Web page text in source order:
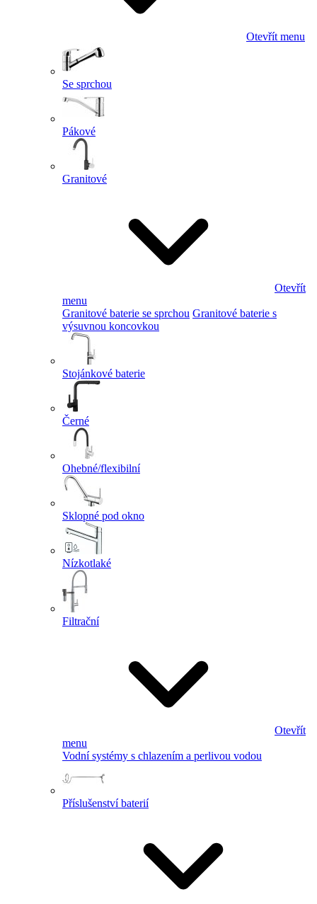
Otevřít menu
Se sprchou
Pákové
Granitové
Otevřít
menu
Granitové baterie se sprchou Granitové baterie s
výsuvnou koncovkou
Stojánkové baterie
Černé
Ohebné/flexibilní
Sklopné pod okno
Nízkotlaké
Filtrační
Otevřít
menu
Vodní systémy s chlazením a perlivou vodou
Příslušenství baterií